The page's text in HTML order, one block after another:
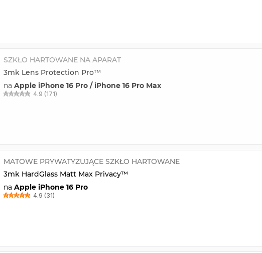
SZKŁO HARTOWANE NA APARAT
3mk Lens Protection Pro™
na Apple iPhone 16 Pro / iPhone 16 Pro Max
4.9 (171)
MATOWE PRYWATYZUJĄCE SZKŁO HARTOWANE
3mk HardGlass Matt Max Privacy™
na Apple iPhone 16 Pro
4.9 (31)